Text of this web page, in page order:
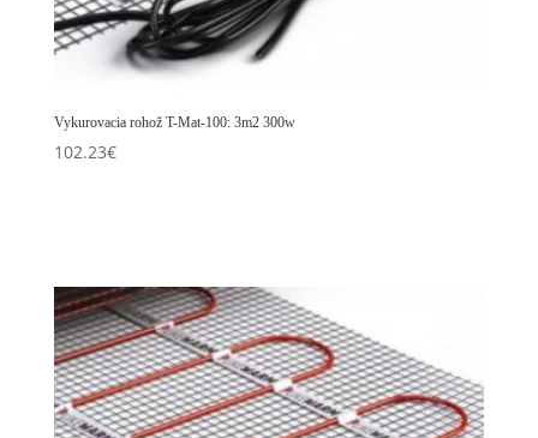
Vykurovacia rohož T-Mat-100: 3m2 300w
102.23€